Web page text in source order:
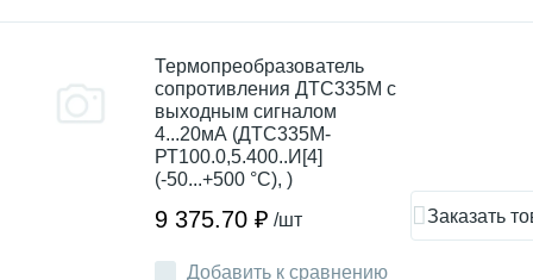
Добавить к сравнению
Термопреобразователь
сопротивления ДТC335М с
выходным сигналом
4...20мА (ДТС335М-
РТ100.0,5.400..И[4]
(-50...+500 °С), )
9 375.70 ₽ /шт Заказать